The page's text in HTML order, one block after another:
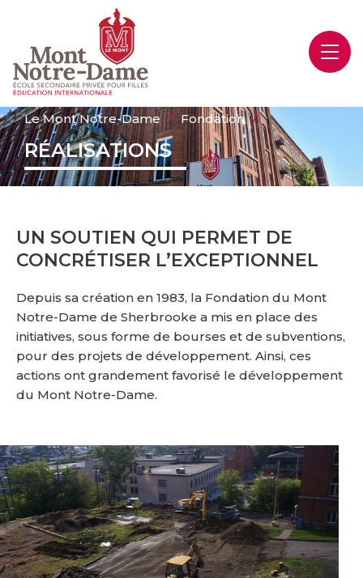
Le Mont Notre-Dame Fondation
RÉALISATIONS
UN SOUTIEN QUI PERMET DE
CONCRÉTISER L’EXCEPTIONNEL
Depuis sa création en 1983, la Fondation du Mont
Notre-Dame de Sherbrooke a mis en place des
initiatives, sous forme de bourses et de subventions,
pour des projets de développement. Ainsi, ces
actions ont grandement favorisé le développement
du Mont Notre-Dame.